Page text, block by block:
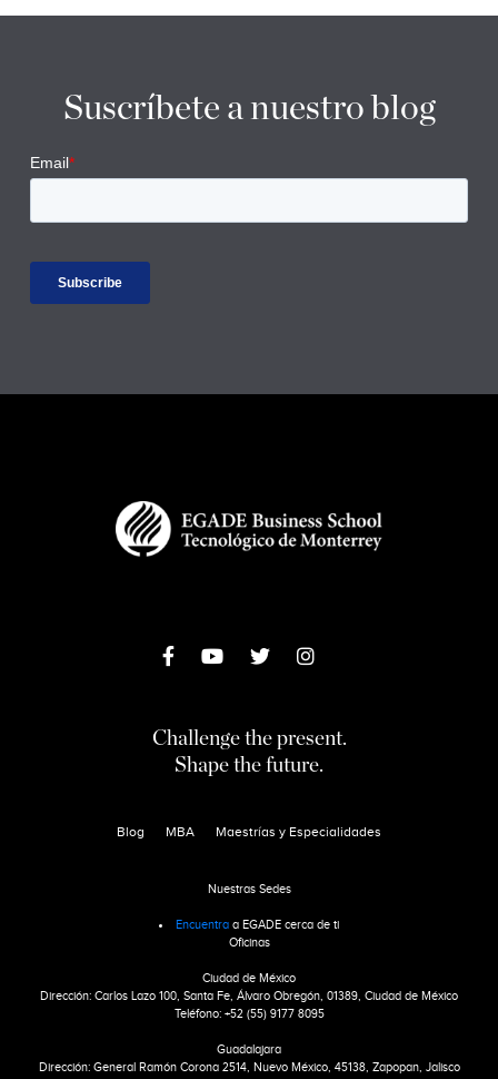
Suscríbete a nuestro blog
Challenge the present.
Shape the future.
Blog MBA Maestrías y Especialidades
Nuestras Sedes
Encuentra a EGADE cerca de ti
Oficinas
Ciudad de México
Dirección: Carlos Lazo 100, Santa Fe, Álvaro Obregón, 01389, Ciudad de México
Teléfono: +52 (55) 9177 8095
Guadalajara
Dirección: General Ramón Corona 2514, Nuevo México, 45138, Zapopan, Jalisco